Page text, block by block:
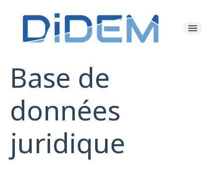
Les Actualités
Les Ressources
Base de
données
juridique